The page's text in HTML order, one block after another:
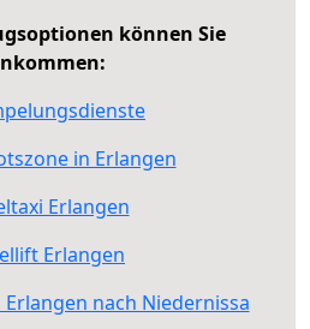
können Sie
in Erlangen
Erlangen
Erlangen
nach Niedernissa